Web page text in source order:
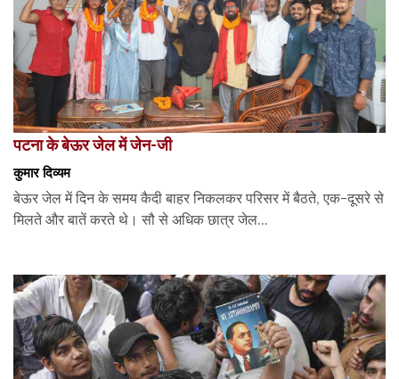
पटना के बेऊर जेल में जेन-जी
कुमार दिव्यम
बेऊर जेल में दिन के समय कैदी बाहर निकलकर परिसर में बैठते, एक-दूसरे से
मिलते और बातें करते थे। सौ से अधिक छात्र जेल...